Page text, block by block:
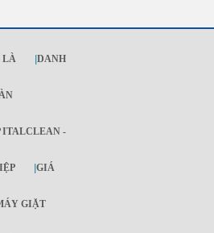
LÀ |DANH
ITALCLEAN -
|GIÁ
GIẶT